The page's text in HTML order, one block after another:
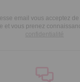
email vous acceptez
et vous prenez
confidentialité